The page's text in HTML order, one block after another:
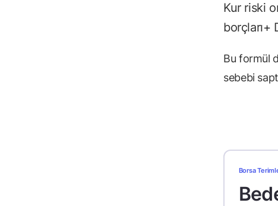
Kur riski
borçları+
Bu formül
sebebi
Borsa